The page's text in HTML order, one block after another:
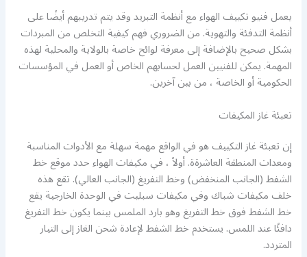
يعمل فنيو تكييف الهواء مع أنظمة التبريد وقد يتم تدريبهم أيضًا على
أنظمة التدفئة والتهوية. من الضروري فهم كيفية التخلص من المبردات
بشكل صحيح بالإضافة إلى معرفة لوائح خاصة بالولاية والمحلية لهذه
المهمة. يمكن للفنيين العمل لحسابهم الخاص أو العمل في المؤسسات
الحكومية أو الخاصة ، من بين آخرين.
تعبئة غاز المكيفات
إن تعبئة غاز التكييف هو في الواقع مهمة سهلة مع الأدوات المناسبة
ومعدات المنطقة العاشرةة. أولاً ، في مكيفات الهواء حدد موقع خط
الشفط (الجانب المنخفض) وخط التفريغ (الجانب العالي). تقع هذه
خلف مكيفات شباك وفي مكيفات سبليت في الوحدة الخارجية يقع
خط الشفط فوق خط التفريغ وهو بارد الملمس بينما يكون خط التفريغ
دافئًا عند اللمس. يستخدم خط الشفط لإعادة شحن الغاز إلى التيار
المتردد.